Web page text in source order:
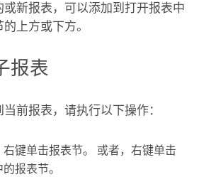
新报表，可以添加到打开报表中
上方或下方。
报表
前报表，请执行以下操作：
键单击报表节。 或者，右键单击
报表节。